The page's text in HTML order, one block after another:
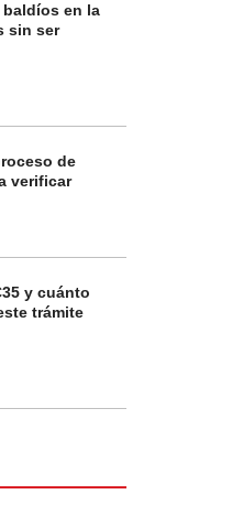
en la
sin ser
de
verificar
y cuánto
trámite